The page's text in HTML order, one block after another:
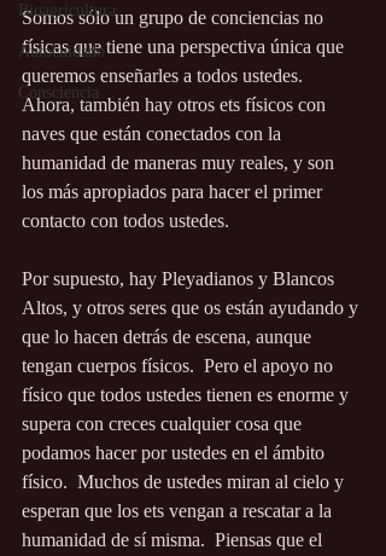
Bioagricultura
Autocuidado
Consciencia
Somos sólo un grupo de conciencias no
físicas que tiene una perspectiva única que
queremos enseñarles a todos ustedes.
Ahora, también hay otros ets físicos con
naves que están conectados con la
humanidad de maneras muy reales, y son
los más apropiados para hacer el primer
contacto con todos ustedes.
Por supuesto, hay Pleyadianos y Blancos
Altos, y otros seres que os están ayudando y
que lo hacen detrás de escena, aunque
tengan cuerpos físicos.  Pero el apoyo no
físico que todos ustedes tienen es enorme y
supera con creces cualquier cosa que
podamos hacer por ustedes en el ámbito
físico.  Muchos de ustedes miran al cielo y
esperan que los ets vengan a rescatar a la
humanidad de sí misma.  Piensas que el